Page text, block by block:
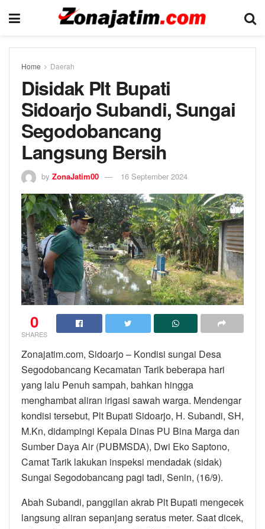
Home Daerah
Disidak Plt Bupati
Sidoarjo Subandi, Sungai
Segodobancang
Langsung Bersih
by ZonaJatim00 16 September 2024
0
SHARES
Zonajatim.com, Sidoarjo – Kondisi sungai Desa
Segodobancang Kecamatan Tarik beberapa hari
yang lalu Penuh sampah, bahkan hingga
menghambat aliran irigasi sawah warga. Mendengar
kondisi tersebut, Plt Bupati Sidoarjo, H. Subandi, SH,
M.Kn, didampingi Kepala Dinas PU Bina Marga dan
Sumber Daya Air (PUBMSDA), Dwi Eko Saptono,
Camat Tarik lakukan inspeksi mendadak (sidak)
Sungai Segodobancang pagi tadi, Senin, (16/9).
Abah Subandi, panggilan akrab Plt Bupati mengecek
langsung aliran sepanjang seratus meter. Saat dicek,